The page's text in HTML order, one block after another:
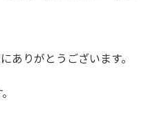
ありがとうございます。